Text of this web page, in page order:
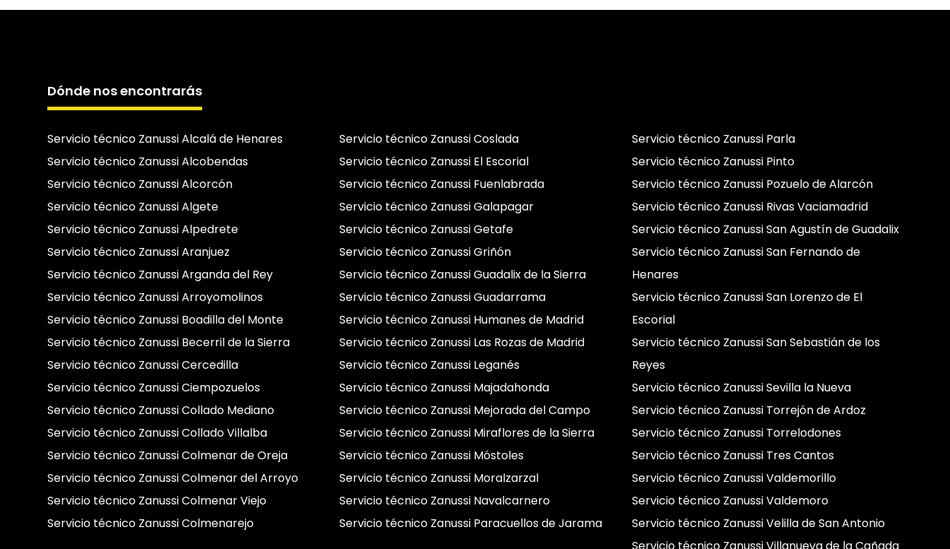
Dónde nos encontrarás
Servicio técnico Zanussi Alcalá de Henares
Servicio técnico Zanussi Alcobendas
Servicio técnico Zanussi Alcorcón
Servicio técnico Zanussi Algete
Servicio técnico Zanussi Alpedrete
Servicio técnico Zanussi Aranjuez
Servicio técnico Zanussi Arganda del Rey
Servicio técnico Zanussi Arroyomolinos
Servicio técnico Zanussi Boadilla del Monte
Servicio técnico Zanussi Becerril de la Sierra
Servicio técnico Zanussi Cercedilla
Servicio técnico Zanussi Ciempozuelos
Servicio técnico Zanussi Collado Mediano
Servicio técnico Zanussi Collado Villalba
Servicio técnico Zanussi Colmenar de Oreja
Servicio técnico Zanussi Colmenar del Arroyo
Servicio técnico Zanussi Colmenar Viejo
Servicio técnico Zanussi Colmenarejo
Servicio técnico Zanussi Coslada
Servicio técnico Zanussi El Escorial
Servicio técnico Zanussi Fuenlabrada
Servicio técnico Zanussi Galapagar
Servicio técnico Zanussi Getafe
Servicio técnico Zanussi Griñón
Servicio técnico Zanussi Guadalix de la Sierra
Servicio técnico Zanussi Guadarrama
Servicio técnico Zanussi Humanes de Madrid
Servicio técnico Zanussi Las Rozas de Madrid
Servicio técnico Zanussi Leganés
Servicio técnico Zanussi Majadahonda
Servicio técnico Zanussi Mejorada del Campo
Servicio técnico Zanussi Miraflores de la Sierra
Servicio técnico Zanussi Móstoles
Servicio técnico Zanussi Moralzarzal
Servicio técnico Zanussi Navalcarnero
Servicio técnico Zanussi Paracuellos de Jarama
Servicio técnico Zanussi Parla
Servicio técnico Zanussi Pinto
Servicio técnico Zanussi Pozuelo de Alarcón
Servicio técnico Zanussi Rivas Vaciamadrid
Servicio técnico Zanussi San Agustín de Guadalix
Servicio técnico Zanussi San Fernando de
Henares
Servicio técnico Zanussi San Lorenzo de El
Escorial
Servicio técnico Zanussi San Sebastián de los
Reyes
Servicio técnico Zanussi Sevilla la Nueva
Servicio técnico Zanussi Torrejón de Ardoz
Servicio técnico Zanussi Torrelodones
Servicio técnico Zanussi Tres Cantos
Servicio técnico Zanussi Valdemorillo
Servicio técnico Zanussi Valdemoro
Servicio técnico Zanussi Velilla de San Antonio